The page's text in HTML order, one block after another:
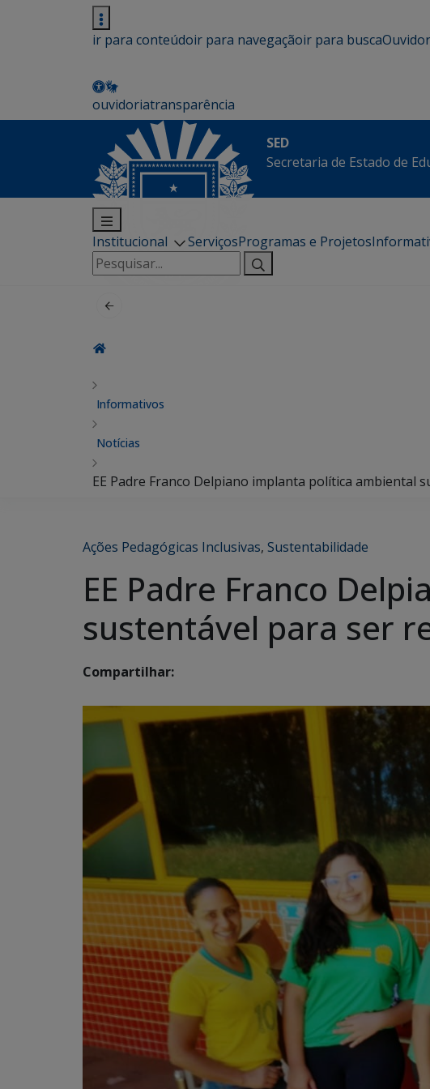
ir para conteúdoir para navegaçãoir para busca
ouvidoriatransparência
SED
Secretaria de Estado de
Institucional ServiçosProgramas e Projetos
Pesquisar
por:
Informativos
Notícias
EE Padre Franco Delpiano implanta política ambiental
Ações Pedagógicas Inclusivas, Sustentabilidade
EE Padre Franco
sustentável para ser
Compartilhar: